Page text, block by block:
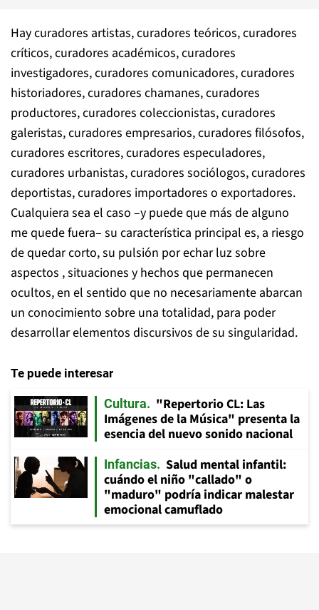
Hay curadores artistas, curadores teóricos, curadores
críticos, curadores académicos, curadores
investigadores, curadores comunicadores, curadores
historiadores, curadores chamanes, curadores
productores, curadores coleccionistas, curadores
galeristas, curadores empresarios, curadores filósofos,
curadores escritores, curadores especuladores,
curadores urbanistas, curadores sociólogos, curadores
deportistas, curadores importadores o exportadores.
Cualquiera sea el caso –y puede que más de alguno
me quede fuera– su característica principal es, a riesgo
de quedar corto, su pulsión por echar luz sobre
aspectos , situaciones y hechos que permanecen
ocultos, en el sentido que no necesariamente abarcan
un conocimiento sobre una totalidad, para poder
desarrollar elementos discursivos de su singularidad.
Te puede interesar
Cultura
"Repertorio CL: Las
Imágenes de la Música" presenta la
esencia del nuevo sonido nacional
Infancias
Salud mental infantil:
cuándo el niño "callado" o
"maduro" podría indicar malestar
emocional camuflado